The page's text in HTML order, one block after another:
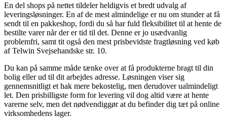
En del shops på nettet tildeler heldigvis et bredt udvalg af
leveringsløsninger. En af de mest almindelige er nu om stunder at få
sendt til en pakkeshop, fordi du så har fuld fleksibilitet til at hente de
bestilte varer når der er tid til det. Denne er jo usædvanlig
problemfri, samt tit også den mest prisbevidste fragtløsning ved køb
af Telwin Svejsehandske str. 10.
Du kan på samme måde tænke over at få produkterne bragt til din
bolig eller ud til dit arbejdes adresse. Løsningen viser sig
gennemsnitligt et hak mere bekostelig, men derudover ualmindeligt
let. Den prisbilligste form for levering vil dog altid være at hente
varerne selv, men det nødvendiggør at du befinder dig tæt på online
virksomhedens lager.